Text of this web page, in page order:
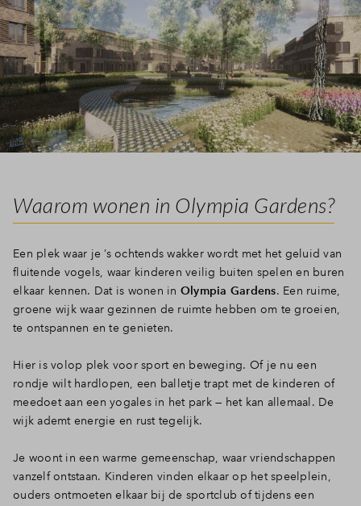
Waarom wonen in Olympia Gardens?
Een plek waar je ’s ochtends wakker wordt met het geluid van
fluitende vogels, waar kinderen veilig buiten spelen en buren
elkaar kennen. Dat is wonen in Olympia Gardens. Een ruime,
groene wijk waar gezinnen de ruimte hebben om te groeien,
te ontspannen en te genieten.
Hier is volop plek voor sport en beweging. Of je nu een
rondje wilt hardlopen, een balletje trapt met de kinderen of
meedoet aan een yogales in het park — het kan allemaal. De
wijk ademt energie en rust tegelijk.
Je woont in een warme gemeenschap, waar vriendschappen
vanzelf ontstaan. Kinderen vinden elkaar op het speelplein,
ouders ontmoeten elkaar bij de sportclub of tijdens een